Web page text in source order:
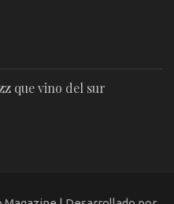
que vino del sur